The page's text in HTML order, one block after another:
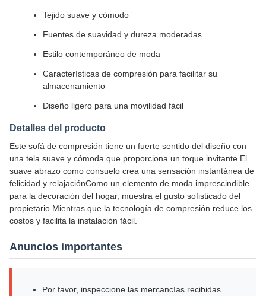
Tejido suave y cómodo
Fuentes de suavidad y dureza moderadas
Estilo contemporáneo de moda
Características de compresión para facilitar su
almacenamiento
Diseño ligero para una movilidad fácil
Detalles del producto
Este sofá de compresión tiene un fuerte sentido del diseño con
una tela suave y cómoda que proporciona un toque invitante.El
suave abrazo como consuelo crea una sensación instantánea de
felicidad y relajaciónComo un elemento de moda imprescindible
para la decoración del hogar, muestra el gusto sofisticado del
propietario.Mientras que la tecnología de compresión reduce los
costos y facilita la instalación fácil.
Anuncios importantes
Por favor, inspeccione las mercancías recibidas